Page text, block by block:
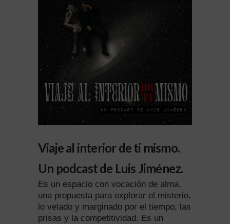
Viaje al interior de ti mismo.
Un podcast de Luis Jiménez.
Es un espacio con vocación de alma,
una propuesta para explorar el misterio,
lo velado y marginado por el tiempo, las
prisas y la competitividad. Es un